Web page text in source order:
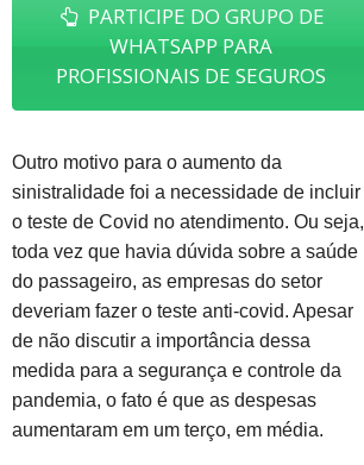
PARTICIPE DO GRUPO DE
WHATSAPP PARA
PROFISSIONAIS DE SEGUROS
Outro motivo para o aumento da
sinistralidade foi a necessidade de incluir
o teste de Covid no atendimento. Ou seja,
toda vez que havia dúvida sobre a saúde
do passageiro, as empresas do setor
deveriam fazer o teste anti-covid. Apesar
de não discutir a importância dessa
medida para a segurança e controle da
pandemia, o fato é que as despesas
aumentaram em um terço, em média.